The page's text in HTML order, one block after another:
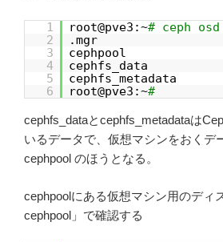
1 root@pve3:~# ceph
2
.mgr
3
cephpool
4
cephfs_data
5
cephfs_metadata
6
root@pve3:~#
cephfs_dataとcephfs_metadataは
いるデータで、仮想マシンをおくデ
cephpool のほうとなる。
cephpoolにある仮想マシン用のディ
cephpool」で確認する